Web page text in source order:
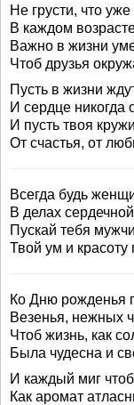
Не грусти, что
В каждом
Важно в жизни
Чтоб друзья
Пусть в жизни
И сердце никогда
И пусть твоя
От счастья, от
Всегда будь
В делах
Пускай тебя
Твой ум и
Ко Дню рожденья
Везенья, нежных
Чтоб жизнь, как
Была чудесна и
И каждый миг
Как аромат